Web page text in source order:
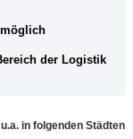
der Logistik
in folgenden Städten